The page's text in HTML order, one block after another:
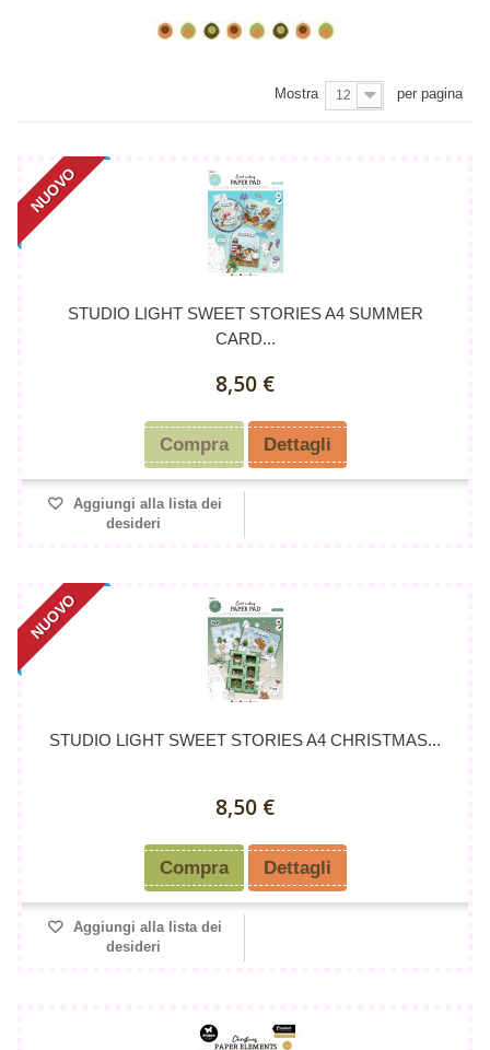
Mostra 12 per pagina
NUOVO
STUDIO LIGHT SWEET STORIES A4 SUMMER
CARD...
8,50 €
Compra Dettagli
Aggiungi alla lista dei
desideri
NUOVO
STUDIO LIGHT SWEET STORIES A4 CHRISTMAS...
8,50 €
Compra Dettagli
Aggiungi alla lista dei
desideri